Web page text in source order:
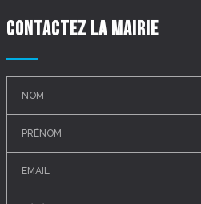
Contactez la mairie